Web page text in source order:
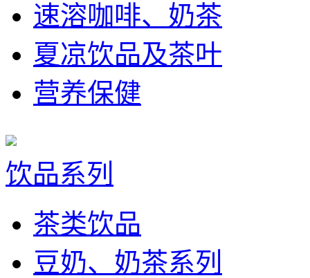
速溶咖啡、奶茶
夏凉饮品及茶叶
营养保健
饮品系列
茶类饮品
豆奶、奶茶系列